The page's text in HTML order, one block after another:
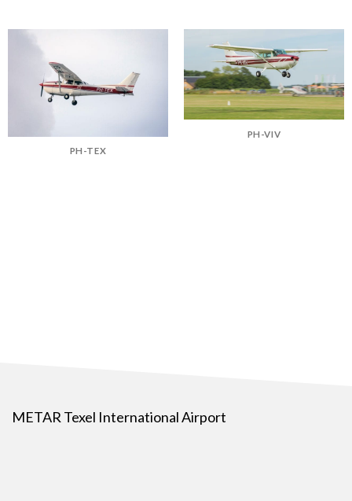
PH-TEX
PH-VIV
METAR Texel International Airport